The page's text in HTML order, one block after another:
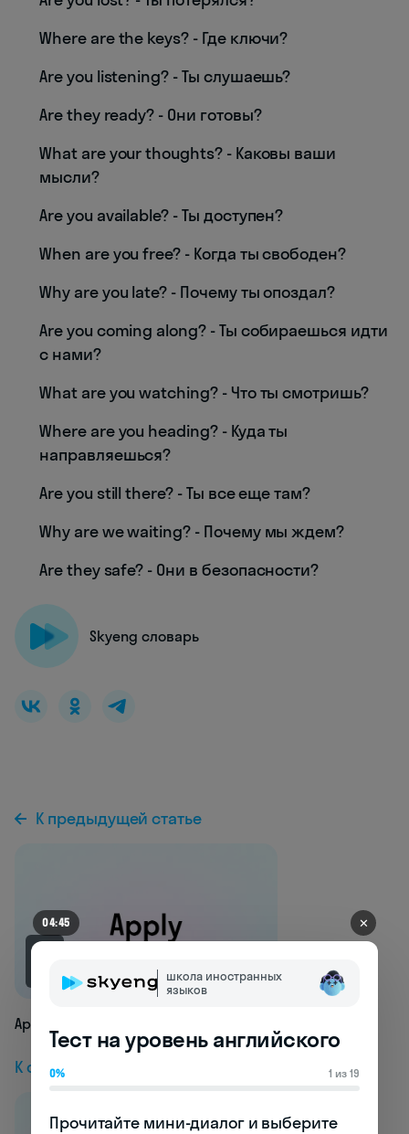
Where are the keys? - Где ключи?
Are you listening? - Ты слушаешь?
Are they ready? - Они готовы?
What are your thoughts? - Каковы ваши
мысли?
Are you available? - Ты доступен?
When are you free? - Когда ты свободен?
Why are you late? - Почему ты опоздал?
Are you coming along? - Ты собираешься идти
с нами?
What are you watching? - Что ты смотришь?
Where are you heading? - Куда ты
направляешься?
Are you still there? - Ты все еще там?
Why are we waiting? - Почему мы ждем?
Are they safe? - Они в безопасности?
Skyeng словарь
К предыдущей статье
Apply
К следующей статье
04:40 ✕
школа иностранных
языков
Тест на уровень английского
0% 1 из 19
Прочитайте мини-диалог и выберите